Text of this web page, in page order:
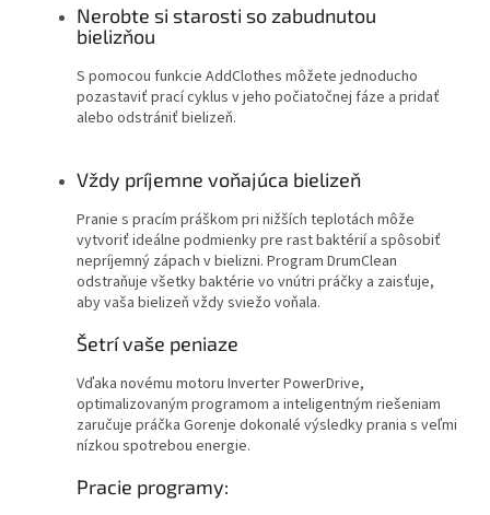
Nerobte si starosti so zabudnutou
bielizňou
S pomocou funkcie AddClothes môžete jednoducho
pozastaviť prací cyklus v jeho počiatočnej fáze a pridať
alebo odstrániť bielizeň.
Vždy príjemne voňajúca bielizeň
Pranie s pracím práškom pri nižších teplotách môže
vytvoriť ideálne podmienky pre rast baktérií a spôsobiť
nepríjemný zápach v bielizni. Program DrumClean
odstraňuje všetky baktérie vo vnútri práčky a zaisťuje,
aby vaša bielizeň vždy sviežo voňala.
Šetrí vaše peniaze
Vďaka novému motoru Inverter PowerDrive,
optimalizovaným programom a inteligentným riešeniam
zaručuje práčka Gorenje dokonalé výsledky prania s veľmi
nízkou spotrebou energie.
Pracie programy: